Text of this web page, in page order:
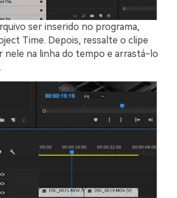
ser inserido no programa,
Time. Depois, ressalte o clipe
nele na linha do tempo e arrastá-lo